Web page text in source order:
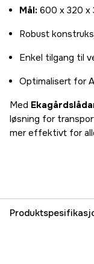
Mål: 600 x 320 x
Robust
Enkel tilgang til
Optimalisert for
Med
løsning for
mer effektivt for